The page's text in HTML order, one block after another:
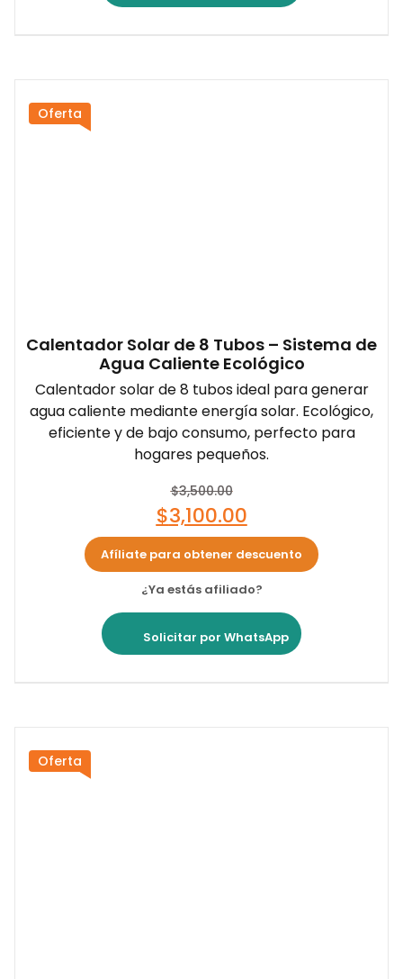
Oferta
Calentador Solar de 8 Tubos – Sistema de
Agua Caliente Ecológico
Calentador solar de 8 tubos ideal para generar
agua caliente mediante energía solar. Ecológico,
eficiente y de bajo consumo, perfecto para
hogares pequeños.
$3,500.00
$3,100.00
Afíliate para obtener descuento
¿Ya estás afiliado?
Solicitar por WhatsApp
Oferta